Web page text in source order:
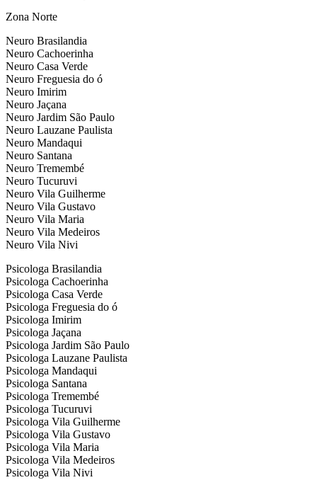
Zona Norte
Neuro Brasilandia
Neuro Cachoerinha
Neuro Casa Verde
Neuro Freguesia do ó
Neuro Imirim
Neuro Jaçana
Neuro Jardim São Paulo
Neuro Lauzane Paulista
Neuro Mandaqui
Neuro Santana
Neuro Tremembé
Neuro Tucuruvi
Neuro Vila Guilherme
Neuro Vila Gustavo
Neuro Vila Maria
Neuro Vila Medeiros
Neuro Vila Nivi
Psicologa Brasilandia
Psicologa Cachoerinha
Psicologa Casa Verde
Psicologa Freguesia do ó
Psicologa Imirim
Psicologa Jaçana
Psicologa Jardim São Paulo
Psicologa Lauzane Paulista
Psicologa Mandaqui
Psicologa Santana
Psicologa Tremembé
Psicologa Tucuruvi
Psicologa Vila Guilherme
Psicologa Vila Gustavo
Psicologa Vila Maria
Psicologa Vila Medeiros
Psicologa Vila Nivi